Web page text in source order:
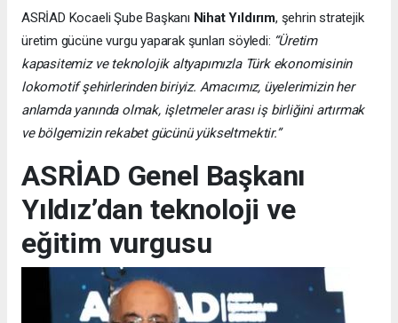
ASRİAD Kocaeli Şube Başkanı Nihat Yıldırım, şehrin stratejik
üretim gücüne vurgu yaparak şunları söyledi: “Üretim
kapasitemiz ve teknolojik altyapımızla Türk ekonomisinin
lokomotif şehirlerinden biriyiz. Amacımız, üyelerimizin her
anlamda yanında olmak, işletmeler arası iş birliğini artırmak
ve bölgemizin rekabet gücünü yükseltmektir.”
ASRİAD Genel Başkanı
Yıldız’dan teknoloji ve
eğitim vurgusu